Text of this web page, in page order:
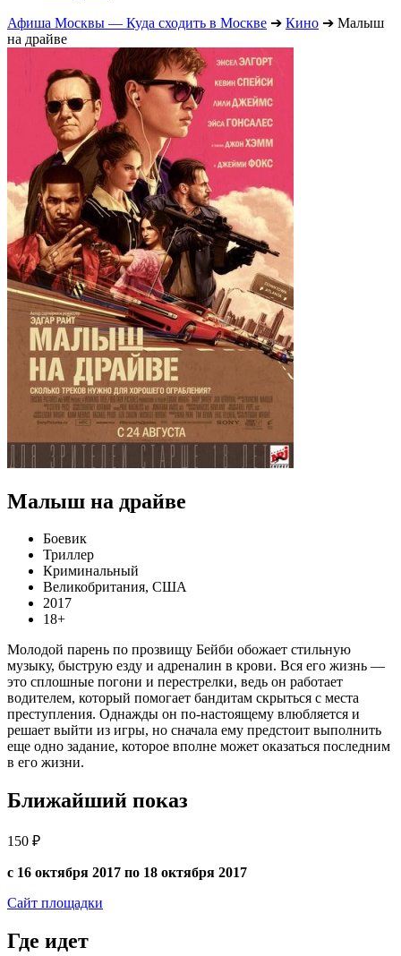
Афиша Москвы — Куда сходить в Москве ➔ Кино ➔ Малыш
на драйве
Малыш на драйве
Боевик
Триллер
Криминальный
Великобритания, США
2017
18+
Молодой парень по прозвищу Бейби обожает стильную
музыку, быструю езду и адреналин в крови. Вся его жизнь —
это сплошные погони и перестрелки, ведь он работает
водителем, который помогает бандитам скрыться с места
преступления. Однажды он по-настоящему влюбляется и
решает выйти из игры, но сначала ему предстоит выполнить
еще одно задание, которое вполне может оказаться последним
в его жизни.
Ближайший показ
150 ₽
с 16 октября 2017 по 18 октября 2017
Сайт площадки
Где идет